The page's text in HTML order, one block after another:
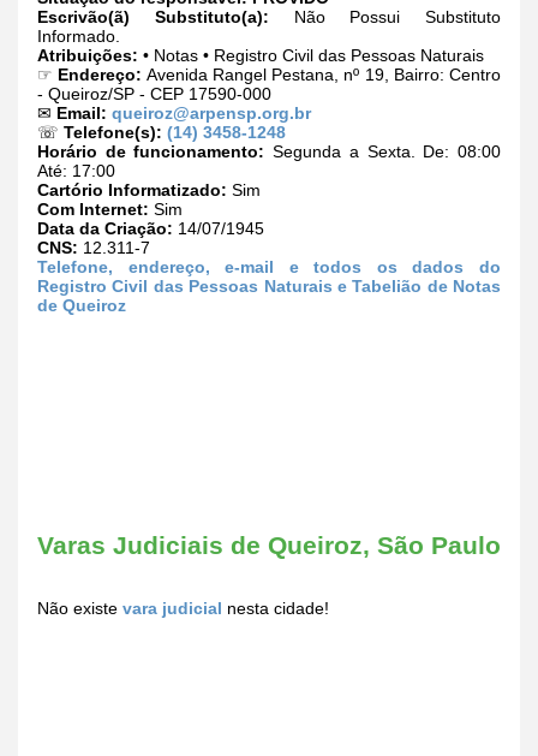
Escrivão(ã) Substituto(a): Não Possui Substituto
Informado.
Atribuições: • Notas • Registro Civil das Pessoas Naturais
☞ Endereço: Avenida Rangel Pestana, nº 19, Bairro: Centro
- Queiroz/SP - CEP 17590-000
✉ Email: queiroz@arpensp.org.br
☏ Telefone(s): (14) 3458-1248
Horário de funcionamento: Segunda a Sexta. De: 08:00
Até: 17:00
Cartório Informatizado: Sim
Com Internet: Sim
Data da Criação: 14/07/1945
CNS: 12.311-7
Telefone, endereço, e-mail e todos os dados do
Registro Civil das Pessoas Naturais e Tabelião de Notas
de Queiroz
Varas Judiciais de Queiroz, São Paulo
Não existe vara judicial nesta cidade!